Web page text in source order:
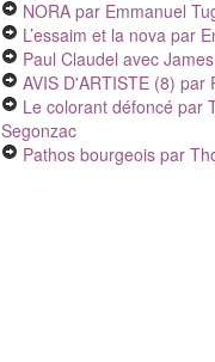
NORApar Emmanuel
L’essaim et la nova par
Paul Claudel avec
AVIS D'ARTISTE (8) par
Le colorant défoncépar
Segonzac
Pathos bourgeoispar